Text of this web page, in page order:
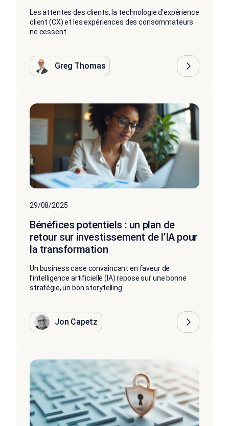
Les attentes des clients, la technologie d’expérience
client (CX) et les expériences des consommateurs
ne cessent...
Greg Thomas
29/08/2025
Bénéfices potentiels : un plan de
retour sur investissement de l’IA pour
la transformation
Un business case convaincant en faveur de
l’intelligence artificielle (IA) repose sur une bonne
stratégie, un bon storytelling...
Jon Capetz